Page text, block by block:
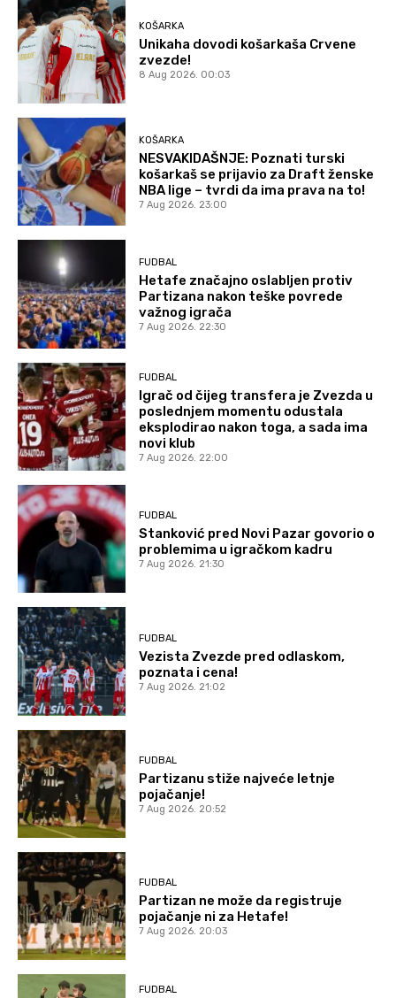
KOŠARKA
Unikaha dovodi košarkaša Crvene
zvezde!
8 Aug 2026. 00:03
KOŠARKA
NESVAKIDAŠNJE: Poznati turski
košarkaš se prijavio za Draft ženske
NBA lige – tvrdi da ima prava na to!
7 Aug 2026. 23:00
FUDBAL
Hetafe značajno oslabljen protiv
Partizana nakon teške povrede
važnog igrača
7 Aug 2026. 22:30
FUDBAL
Igrač od čijeg transfera je Zvezda u
poslednjem momentu odustala
eksplodirao nakon toga, a sada ima
novi klub
7 Aug 2026. 22:00
FUDBAL
Stanković pred Novi Pazar govorio o
problemima u igračkom kadru
7 Aug 2026. 21:30
FUDBAL
Vezista Zvezde pred odlaskom,
poznata i cena!
7 Aug 2026. 21:02
FUDBAL
Partizanu stiže najveće letnje
pojačanje!
7 Aug 2026. 20:52
FUDBAL
Partizan ne može da registruje
pojačanje ni za Hetafe!
7 Aug 2026. 20:03
FUDBAL